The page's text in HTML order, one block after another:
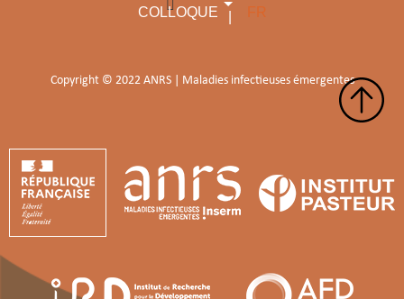
Clade 1, qui circule principalement en
Depuis 2022, on a assisté à l’émergence de
On distingue :
Clade 1a, principalement zoonotique,
Clade 2a, qui persiste en Afrique de
COLLOQUE FR
Copyright © 2022 ANRS | Maladies infectieuses émergentes